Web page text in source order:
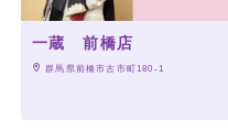
一蔵 前橋店
群馬県前橋市古市町180-1